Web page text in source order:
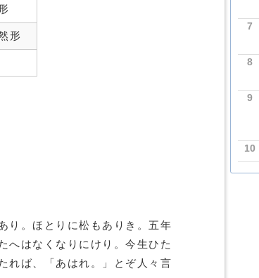
形
り。ほとりに松もありき。五年
へはなくなりにけり。今生ひた
れば、「あはれ。」とぞ人々言
7
8
9
10